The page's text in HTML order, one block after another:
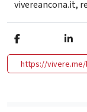
vivereancona.it,
https://vivere.me/